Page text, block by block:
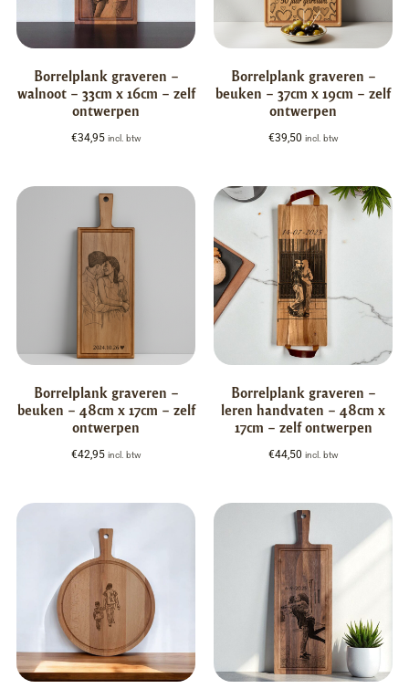
Borrelplank graveren –
walnoot – 33cm x 16cm – zelf
ontwerpen
€34,95 incl. btw
Borrelplank graveren –
beuken – 37cm x 19cm – zelf
ontwerpen
€39,50 incl. btw
Borrelplank graveren –
beuken – 48cm x 17cm – zelf
ontwerpen
€42,95 incl. btw
Borrelplank graveren –
leren handvaten – 48cm x
17cm – zelf ontwerpen
€44,50 incl. btw